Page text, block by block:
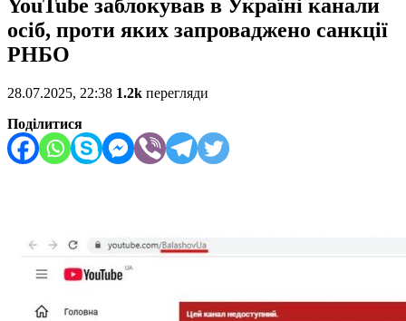
YouTube заблокував в Україні канали
осіб, проти яких запроваджено санкції
РНБО
28.07.2025, 22:38 1.2k перегляди
Поділитися